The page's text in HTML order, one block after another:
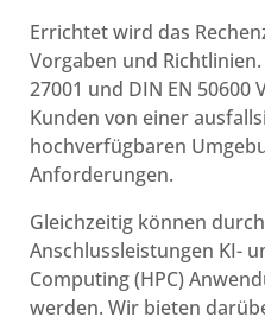
Errichtet wird das
Vorgaben und
27001 und DIN EN
Kunden von einer
hochverfügbaren
Anforderungen.
Gleichzeitig können
Anschlussleistungen KI-
Computing (HPC)
werden. Wir bieten